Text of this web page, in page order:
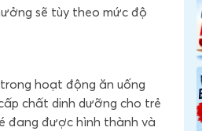
sẽ tùy theo mức độ
hoạt động ăn uống
chất dinh dưỡng cho trẻ
đang được hình thành và